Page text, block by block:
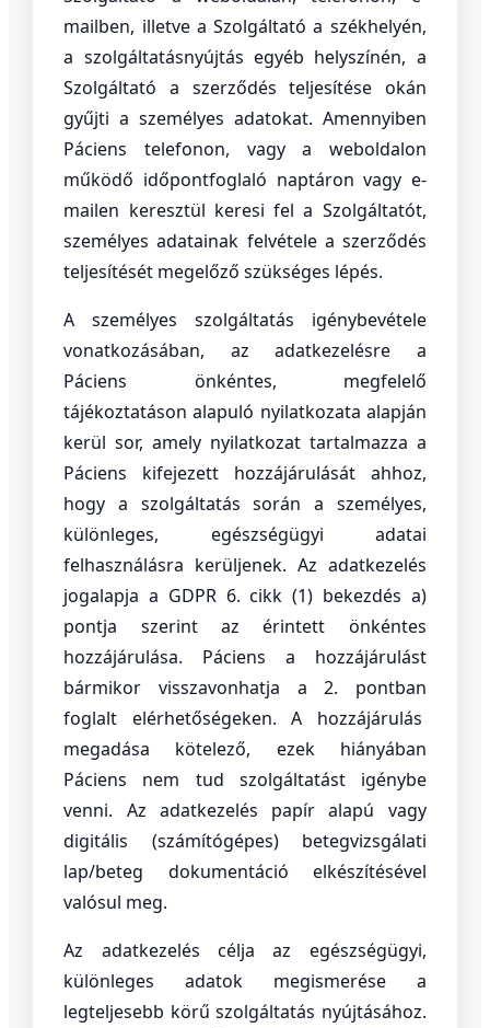
mailben, illetve a Szolgáltató a székhelyén,
a szolgáltatásnyújtás egyéb helyszínén, a
Szolgáltató a szerződés teljesítése okán
gyűjti a személyes adatokat. Amennyiben
Páciens telefonon, vagy a weboldalon
működő időpontfoglaló naptáron vagy e-
mailen keresztül keresi fel a Szolgáltatót,
személyes adatainak felvétele a szerződés
teljesítését megelőző szükséges lépés.
A személyes szolgáltatás igénybevétele
vonatkozásában, az adatkezelésre a
Páciens önkéntes, megfelelő
tájékoztatáson alapuló nyilatkozata alapján
kerül sor, amely nyilatkozat tartalmazza a
Páciens kifejezett hozzájárulását ahhoz,
hogy a szolgáltatás során a személyes,
különleges, egészségügyi adatai
felhasználásra kerüljenek. Az adatkezelés
jogalapja a GDPR 6. cikk (1) bekezdés a)
pontja szerint az érintett önkéntes
hozzájárulása. Páciens a hozzájárulást
bármikor visszavonhatja a 2. pontban
foglalt elérhetőségeken. A hozzájárulás
megadása kötelező, ezek hiányában
Páciens nem tud szolgáltatást igénybe
venni. Az adatkezelés papír alapú vagy
digitális (számítógépes) betegvizsgálati
lap/beteg dokumentáció elkészítésével
valósul meg.
Az adatkezelés célja az egészségügyi,
különleges adatok megismerése a
legteljesebb körű szolgáltatás nyújtásához.